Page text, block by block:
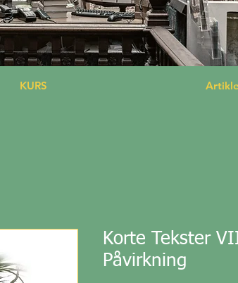
KURS
Korte Tekster
Påvirkning